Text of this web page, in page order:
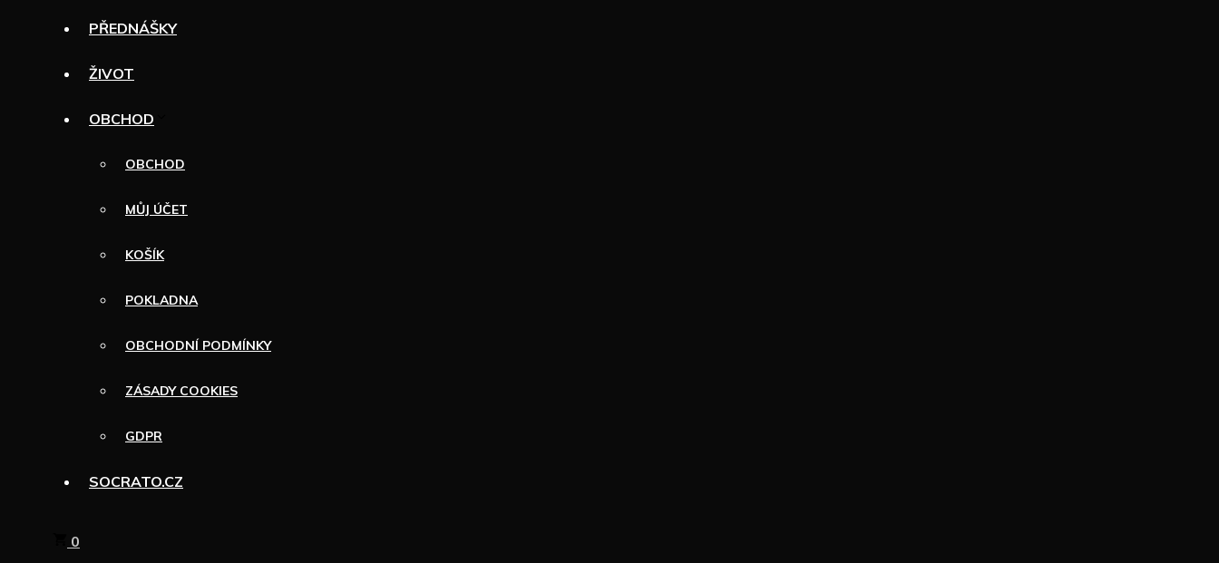
PŘEDNÁŠKY
ŽIVOT
OBCHOD
OBCHOD
MŮJ ÚČET
KOŠÍK
POKLADNA
OBCHODNÍ PODMÍNKY
ZÁSADY COOKIES
GDPR
SOCRATO.CZ
0